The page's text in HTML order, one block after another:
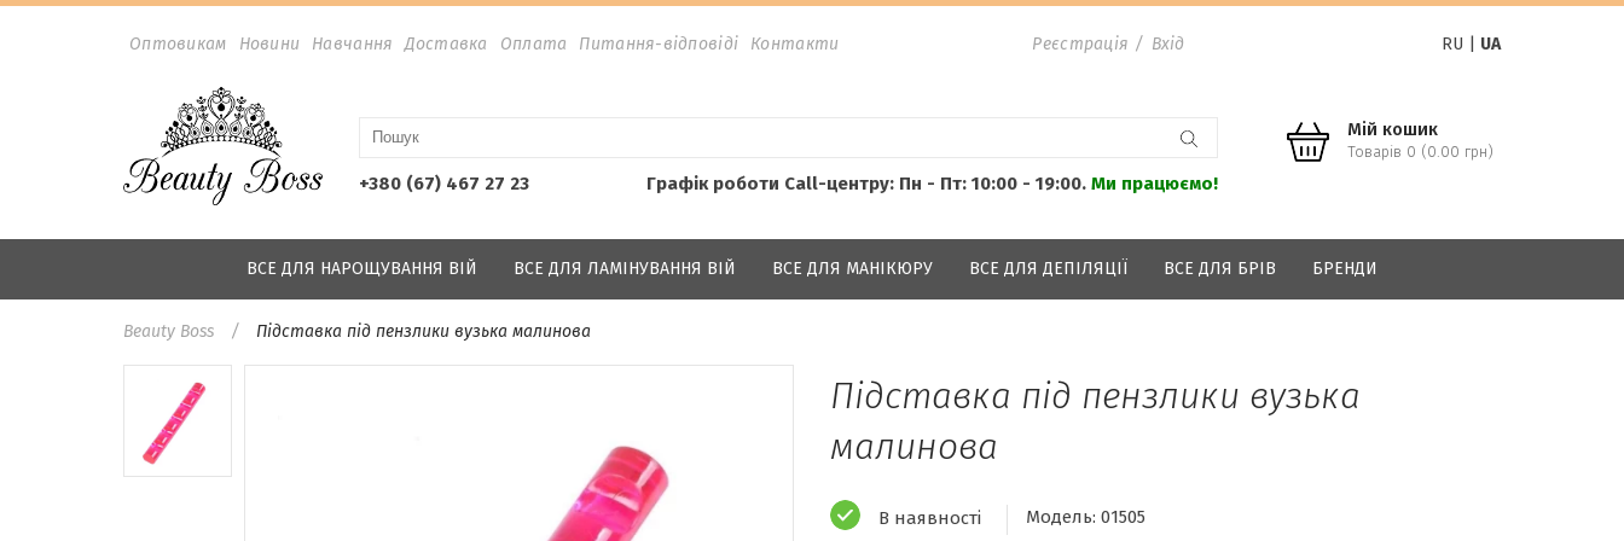
Оптовикам Новини Навчання Доставка Оплата Питання-відповіді Контакти Реєстрація / Вхід RU UA
+380 (67) 467 27 23 Графік роботи Call-центру: Пн - Пт: 10:00 - 19:00. Ми працюємо!
Мій кошик
Товарів 0 (0.00 грн)
ВСЕ ДЛЯ НАРОЩУВАННЯ ВІЙ ВСЕ ДЛЯ ЛАМІНУВАННЯ ВІЙ ВСЕ ДЛЯ МАНІКЮРУ ВСЕ ДЛЯ ДЕПІЛЯЦІЇ ВСЕ ДЛЯ БРІВ БРЕНДИ
Beauty Boss Підставка під пензлики вузька малинова
Підставка під пензлики вузька
малинова
В наявності Модель: 01505